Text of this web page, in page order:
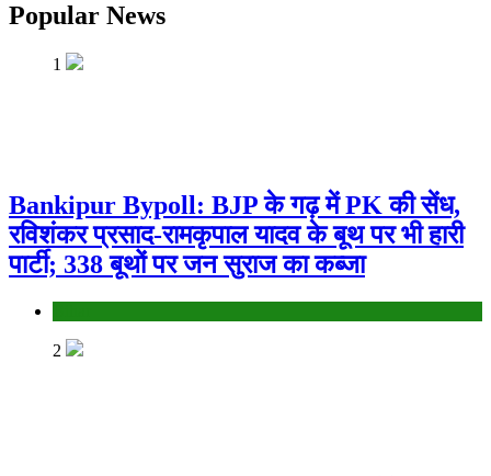
Popular News
1
Bankipur Bypoll: BJP के गढ़ में PK की सेंध,
रविशंकर प्रसाद-रामकृपाल यादव के बूथ पर भी हारी
पार्टी; 338 बूथों पर जन सुराज का कब्जा
2